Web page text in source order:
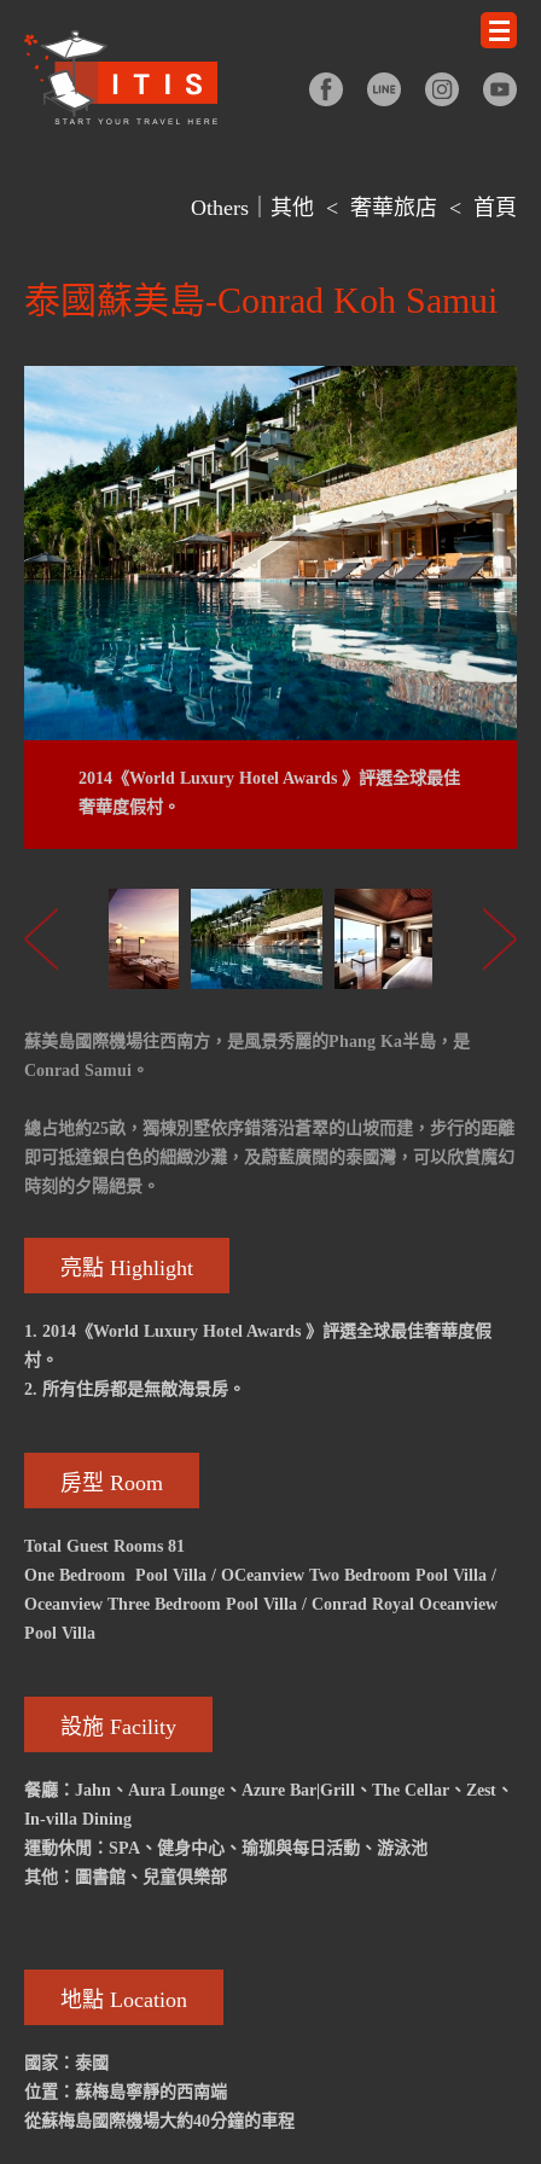
Others｜其他 < 奢華旅店 < 首頁
泰國蘇美島-Conrad Koh Samui
2014《World Luxury Hotel Awards 》評選全球最佳
奢華度假村。
蘇美島國際機場往西南方，是風景秀麗的Phang Ka半島，是
Conrad Samui。
總占地約25畝，獨棟別墅依序錯落沿蒼翠的山坡而建，步行的距離
即可抵達銀白色的細緻沙灘，及蔚藍廣闊的泰國灣，可以欣賞魔幻
時刻的夕陽絕景。
亮點 Highlight
1. 2014《World Luxury Hotel Awards 》評選全球最佳奢華度假
村。
2. 所有住房都是無敵海景房。
房型 Room
Total Guest Rooms 81
One Bedroom Pool Villa / OCeanview Two Bedroom Pool Villa /
Oceanview Three Bedroom Pool Villa / Conrad Royal Oceanview
Pool Villa
設施 Facility
餐廳：Jahn、Aura Lounge、Azure Bar|Grill、The Cellar、Zest、
In-villa Dining
運動休閒：SPA、健身中心、瑜珈與每日活動、游泳池
其他：圖書館、兒童俱樂部
地點 Location
國家：泰國
位置：蘇梅島寧靜的西南端
從蘇梅島國際機場大約40分鐘的車程